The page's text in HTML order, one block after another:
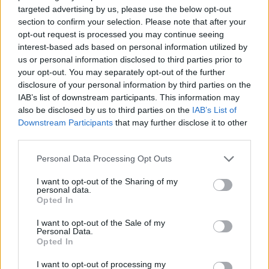
targeted advertising by us, please use the below opt-out
section to confirm your selection. Please note that after your
opt-out request is processed you may continue seeing
interest-based ads based on personal information utilized by
us or personal information disclosed to third parties prior to
your opt-out. You may separately opt-out of the further
disclosure of your personal information by third parties on the
IAB’s list of downstream participants. This information may
also be disclosed by us to third parties on the IAB’s List of
Downstream Participants that may further disclose it to other
Please note that this website/app uses one or more Google
not limited to your visit or usage behaviour. You may click to
grant or deny consent to Google and its third-party tags to
use your data for below specified purposes in below Google
consent section.
Personal Data Processing Opt Outs
I want to opt-out of the Sharing of my
personal data.
Opted In
I want to opt-out of the Sale of my
Personal Data.
Opted In
I want to opt-out of processing my
Fullstendige resultater
Drama i dameklassen
Også i dameklassen var det en hard kamp om
seieren. Den sto mellom rekruttlandslagets Hedda
Østberg Amundsen fra Asker SK og Klæbos
klubbkollega i Byåsen IL Mabel Ovedie Herskedal
Amundsen. Inn på oppløpet var det Asker-løperen
Svenske Johanna Hagström, som vant
Kobberløpet i 2022, sikret seg den siste
minutt bak.
Topp 3 kvinner
43km klassisk